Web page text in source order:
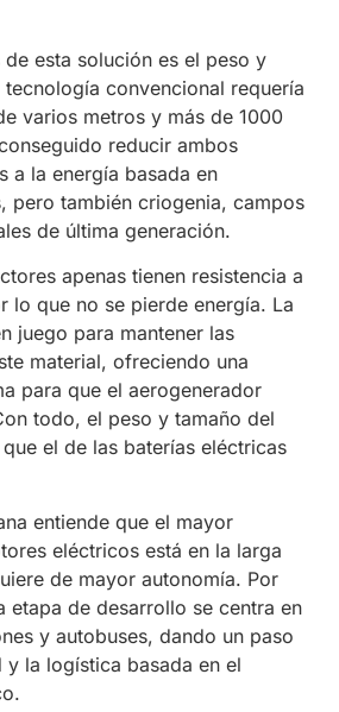
esta solución es el peso y
convencional requería
varios metros y más de 1000
reducir ambos
a la energía basada en
pero también criogenia, campos
de última generación.
apenas tienen resistencia a
lo que no se pierde energía. La
juego para mantener las
material, ofreciendo una
para que el aerogenerador
todo, el peso y tamaño del
el de las baterías eléctricas
entiende que el mayor
eléctricos está en la larga
de mayor autonomía. Por
etapa de desarrollo se centra en
y autobuses, dando un paso
la logística basada en el